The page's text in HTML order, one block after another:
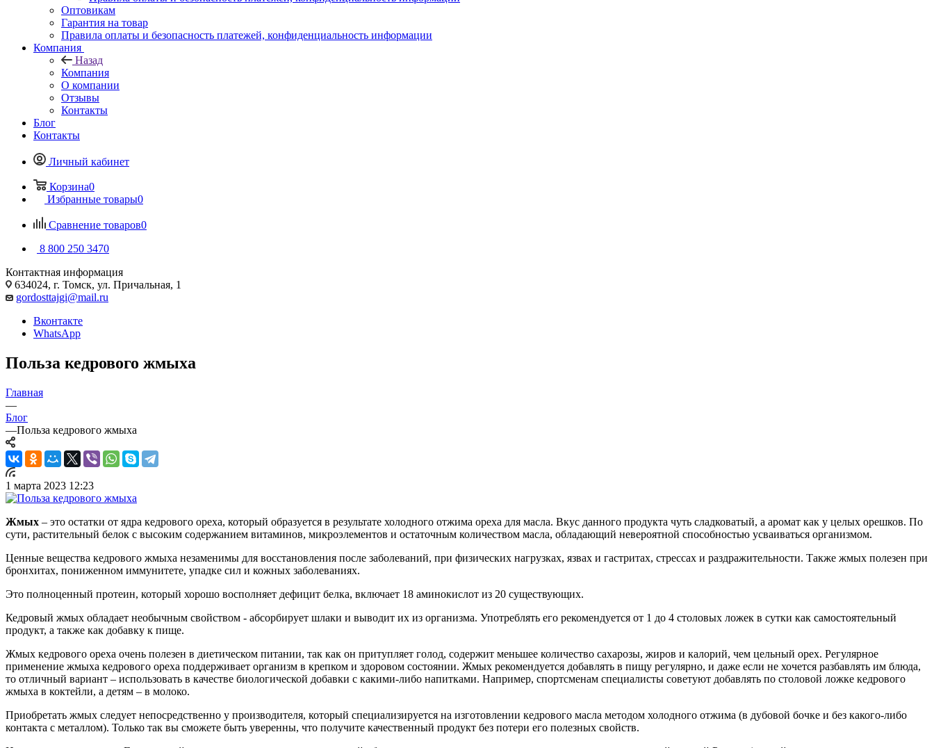
Оптовикам
Гарантия на товар
Правила оплаты и безопасность платежей, конфиденциальность информации
Компания
Назад
Компания
О компании
Отзывы
Контакты
Блог
Контакты
Личный кабинет
Корзина0
Избранные товары0
Сравнение товаров0
8 800 250 3470
Контактная информация
634024, г. Томск, ул. Причальная, 1
gordosttajgi@mail.ru
Вконтакте
WhatsApp
Польза кедрового жмыха
Главная
—
Блог
—Польза кедрового жмыха
1 марта 2023 12:23
Жмых – это остатки от ядра кедрового ореха, который образуется в результате холодного отжима ореха для масла. Вкус данного продукта чуть сладковатый, а аромат как у целых орешков. По
сути, растительный белок с высоким содержанием витаминов, микроэлементов и остаточным количеством масла, обладающий невероятной способностью усваиваться организмом.
Ценные вещества кедрового жмыха незаменимы для восстановления после заболеваний, при физических нагрузках, язвах и гастритах, стрессах и раздражительности. Также жмых полезен при
бронхитах, пониженном иммунитете, упадке сил и кожных заболеваниях.
Это полноценный протеин, который хорошо восполняет дефицит белка, включает 18 аминокислот из 20 существующих.
Кедровый жмых обладает необычным свойством - абсорбирует шлаки и выводит их из организма. Употреблять его рекомендуется от 1 до 4 столовых ложек в сутки как самостоятельный
продукт, а также как добавку к пище.
Жмых кедрового ореха очень полезен в диетическом питании, так как он притупляет голод, содержит меньшее количество сахарозы, жиров и калорий, чем цельный орех. Регулярное
применение жмыха кедрового ореха поддерживает организм в крепком и здоровом состоянии. Жмых рекомендуется добавлять в пищу регулярно, и даже если не хочется разбавлять им блюда,
то отличный вариант – использовать в качестве биологической добавки с какими-либо напитками. Например, спортсменам специалисты советуют добавлять по столовой ложке кедрового
жмыха в коктейли, а детям – в молоко.
Приобретать жмых следует непосредственно у производителя, который специализируется на изготовлении кедрового масла методом холодного отжима (в дубовой бочке и без какого-либо
контакта с металлом). Только так вы сможете быть уверенны, что получите качественный продукт без потери его полезных свойств.